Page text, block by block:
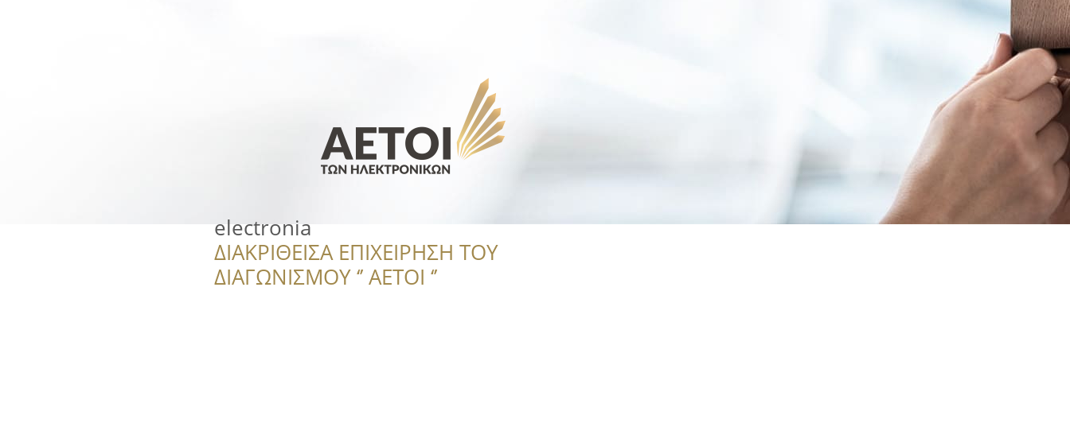
electronia
ΔΙΑΚΡΙΘΕΙΣΑ ΕΠΙΧΕΙΡΗΣΗ ΤΟΥ
ΔΙΑΓΩΝΙΣΜΟΥ ‘’ ΑΕΤΟΙ ‘’